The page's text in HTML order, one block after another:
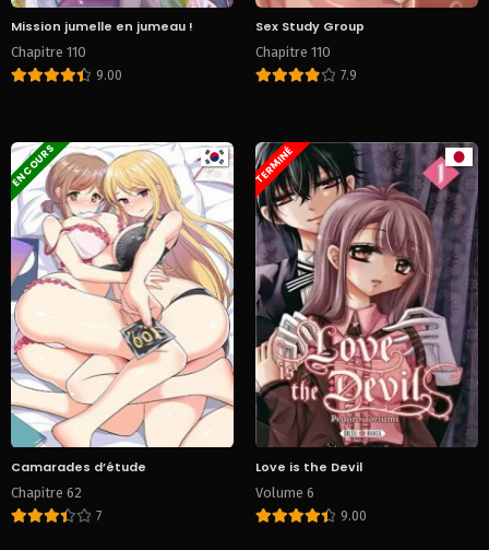
Mission jumelle en jumeau !
Chapitre 110
9.00
Sex Study Group
Chapitre 110
7.9
EN COURS
Camarades d’étude
Chapitre 62
7
TERMINÉ
Love is the Devil
Volume 6
9.00